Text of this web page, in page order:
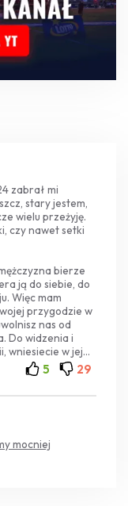
zabrał mi
stary jestem,
wielu przeżyję.
czy nawet setki
bierze
ją do siebie, do
Więc mam
przygodzie w
nas od
Do widzenia i
wniesiecie w jej
Twoja ojczyzna
5 29
mocniej